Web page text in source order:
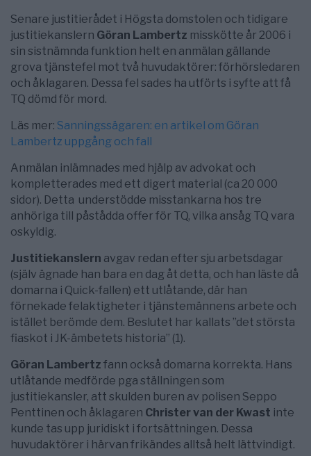
Senare justitierådet i Högsta domstolen och tidigare
justitiekanslern Göran Lambertz misskötte år 2006 i
sin sistnämnda funktion helt en anmälan gällande
grova tjänstefel mot två huvudaktörer: förhörsledaren
och åklagaren. Dessa fel sades ha utförts i syfte att få
TQ dömd för mord.
Läs mer: Sanningssägaren: en artikel om Göran
Lambertz uppgång och fall
Anmälan inlämnades med hjälp av advokat och
kompletterades med ett digert material (ca 20 000
sidor). Detta understödde misstankarna hos tre
anhöriga till påstådda offer för TQ, vilka ansåg TQ vara
oskyldig.
Justitiekanslern avgav redan efter sju arbetsdagar
(själv ägnade han bara en dag åt detta, och han läste då
domarna i Quick-fallen) ett utlåtande, där han
förnekade felaktigheter i tjänstemännens arbete och
istället berömde dem. Beslutet har kallats ”det största
fiaskot i JK-ämbetets historia” (1).
Göran Lambertz fann också domarna korrekta. Hans
utlåtande medförde pga ställningen som
justitiekansler, att skulden buren av polisen Seppo
Penttinen och åklagaren Christer van der Kwast inte
kunde tas upp juridiskt i fortsättningen. Dessa
huvudaktörer i härvan frikändes alltså helt lättvindigt.